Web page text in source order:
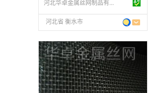
河北华卓金属丝网制品有限公司
河北省 衡水市
面议
会员注册：第 10 年